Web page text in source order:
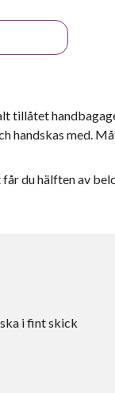
tillåtet
med.
du hälften av
i fint skick